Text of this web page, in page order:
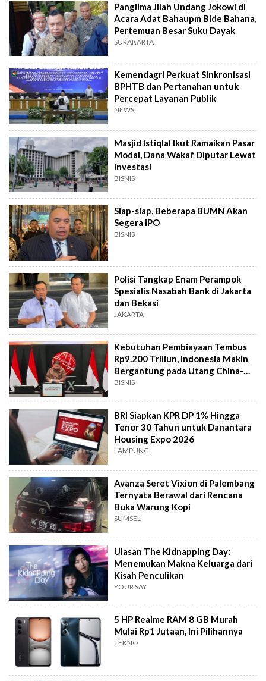
Panglima Jilah Undang Jokowi di
Acara Adat Bahaupm Bide Bahana,
Pertemuan Besar Suku Dayak
SURAKARTA
Kemendagri Perkuat Sinkronisasi
BPHTB dan Pertanahan untuk
Percepat Layanan Publik
NEWS
Masjid Istiqlal Ikut Ramaikan Pasar
Modal, Dana Wakaf Diputar Lewat
Investasi
BISNIS
Siap-siap, Beberapa BUMN Akan
Segera IPO
BISNIS
Polisi Tangkap Enam Perampok
Spesialis Nasabah Bank di Jakarta
dan Bekasi
JAKARTA
Kebutuhan Pembiayaan Tembus
Rp9.200 Triliun, Indonesia Makin
Bergantung pada Utang China-
Jepang
BISNIS
BRI Siapkan KPR DP 1% Hingga
Tenor 30 Tahun untuk Danantara
Housing Expo 2026
LAMPUNG
Avanza Seret Vixion di Palembang
Ternyata Berawal dari Rencana
Buka Warung Kopi
SUMSEL
Ulasan The Kidnapping Day:
Menemukan Makna Keluarga dari
Kisah Penculikan
YOUR SAY
5 HP Realme RAM 8 GB Murah
Mulai Rp1 Jutaan, Ini Pilihannya
TEKNO